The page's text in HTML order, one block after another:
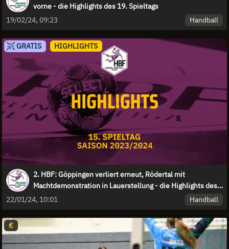
vorne - die Highlights des 19. Spieltags
19/02/24, 09:23
Handball
GRATIS HIGHLIGHTS
2. HBF: Göppingen verliert erneut, Rödertal mit
Machtdemonstration in Lauerstellung - die Highlights des
15. Spieltags
22/01/24, 10:01 Handball
€